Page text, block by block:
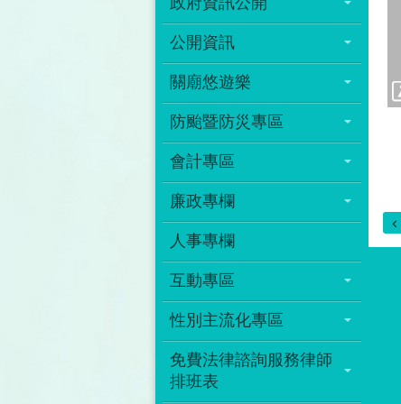
公開資訊
關廟悠遊樂
防颱暨防災專區
會計專區
廉政專欄
人事專欄
互動專區
性別主流化專區
免費法律諮詢服務律師
排班表